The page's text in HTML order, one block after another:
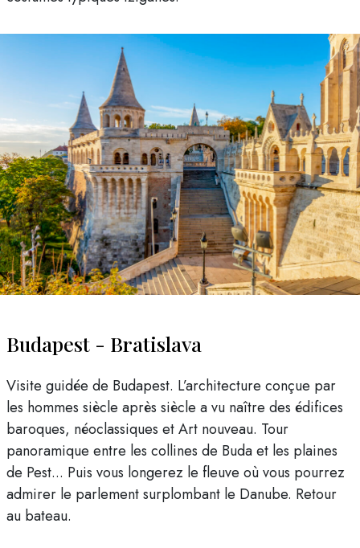
Budapest - Bratislava
Visite guidée de Budapest. L’architecture conçue par
les hommes siècle après siècle a vu naître des édifices
baroques, néoclassiques et Art nouveau. Tour
panoramique entre les collines de Buda et les plaines
de Pest... Puis vous longerez le fleuve où vous pourrez
admirer le parlement surplombant le Danube. Retour
au bateau.